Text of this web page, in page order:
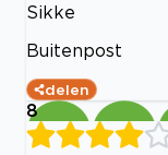
Sikke
Buitenpost
delen
8